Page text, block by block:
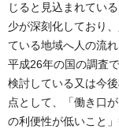
じると見込まれてい
少が深刻化しており
ている地域へ人の流
平成26年の国の調査
検討している又は今
点として、「働き口
の利便性が低いこと